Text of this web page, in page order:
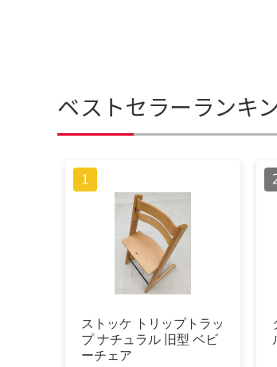
ベストセラーランキ
ストッケ トリップトラッ
プ ナチュラル 旧型 ベビ
ーチェア